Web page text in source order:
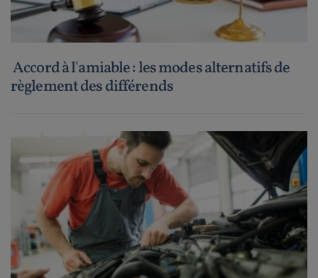
Accord à l'amiable : les modes alternatifs de
règlement des différends